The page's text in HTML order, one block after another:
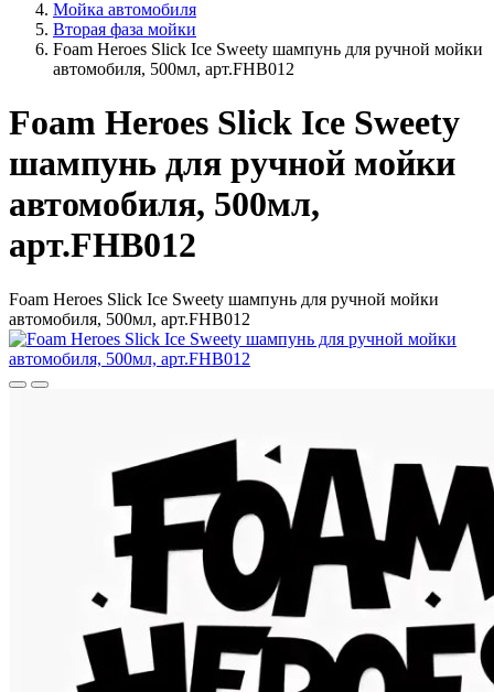
Мойка автомобиля
Вторая фаза мойки
Foam Heroes Slick Ice Sweety шампунь для ручной мойки
автомобиля, 500мл, арт.FHB012
Foam Heroes Slick Ice Sweety
шампунь для ручной мойки
автомобиля, 500мл,
арт.FHB012
Foam Heroes Slick Ice Sweety шампунь для ручной мойки
автомобиля, 500мл, арт.FHB012